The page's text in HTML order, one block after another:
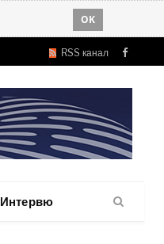
OK
RSS канал Facebook
Интервю